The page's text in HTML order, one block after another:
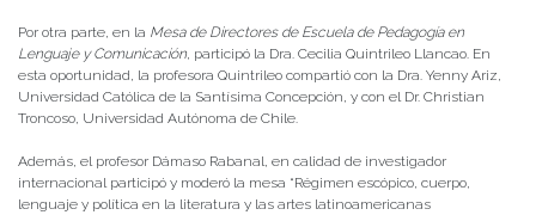
Por otra parte, en la Mesa de Directores de Escuela de Pedagogía en
Lenguaje y Comunicación, participó la Dra. Cecilia Quintrileo Llancao. En
esta oportunidad, la profesora Quintrileo compartió con la Dra. Yenny Ariz,
Universidad Católica de la Santísima Concepción, y con el Dr. Christian
Troncoso, Universidad Autónoma de Chile.
Además, el profesor Dámaso Rabanal, en calidad de investigador
internacional participó y moderó la mesa “Régimen escópico, cuerpo,
lenguaje y política en la literatura y las artes latinoamericanas